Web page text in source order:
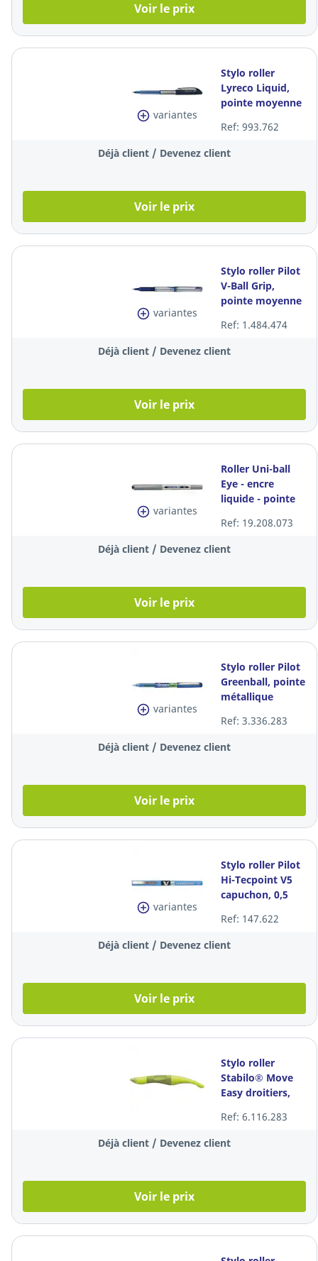
Voir le prix
variantes
Stylo roller
Lyreco Liquid,
pointe moyenne
liquide bleue
Ref: 993.762
Déjà client / Devenez client
Voir le prix
variantes
Stylo roller Pilot
V-Ball Grip,
pointe moyenne
bleue liquide
Ref: 1.484.474
Déjà client / Devenez client
Voir le prix
variantes
Roller Uni-ball
Eye - encre
liquide - pointe
Ref: 19.208.073
Déjà client / Devenez client
Voir le prix
variantes
Stylo roller Pilot
Greenball, pointe
métallique
liquide bleue
Ref: 3.336.283
Déjà client / Devenez client
Voir le prix
variantes
Stylo roller Pilot
Hi-Tecpoint V5
capuchon, 0,5
bleu, la pièce
Ref: 147.622
Déjà client / Devenez client
Voir le prix
Stylo roller
Stabilo® Move
Easy droitiers,
corps vert
Ref: 6.116.283
Déjà client / Devenez client
Voir le prix